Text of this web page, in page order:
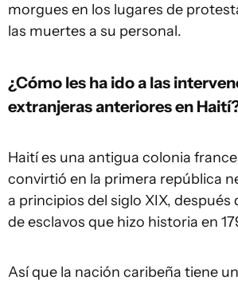
morgues en los lugares de
las muertes a su personal.
¿Cómo les ha ido a las
extranjeras anteriores en
Haití es una antigua colonia
convirtió en la primera república
a principios del siglo XIX, después
de esclavos que hizo historia en
Así que la nación caribeña tiene